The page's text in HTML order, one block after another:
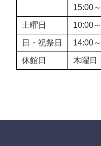
15:00
土曜日 10:00
日・祝祭日 14:00
休館日 木曜日